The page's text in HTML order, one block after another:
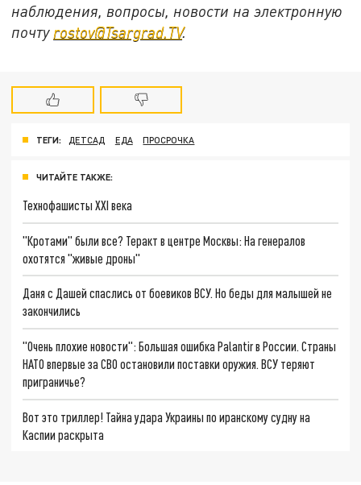
наблюдения, вопросы, новости на электронную
почту rostov@Tsargrad.ТV.
ТЕГИ: ДЕТСАД ЕДА ПРОСРОЧКА
ЧИТАЙТЕ ТАКЖЕ:
Технофашисты XXI века
"Кротами" были все? Теракт в центре Москвы: На генералов
охотятся "живые дроны"
Даня с Дашей спаслись от боевиков ВСУ. Но беды для малышей не
закончились
"Очень плохие новости": Большая ошибка Palantir в России. Страны
НАТО впервые за СВО остановили поставки оружия. ВСУ теряют
приграничье?
Вот это триллер! Тайна удара Украины по иранскому судну на
Каспии раскрыта